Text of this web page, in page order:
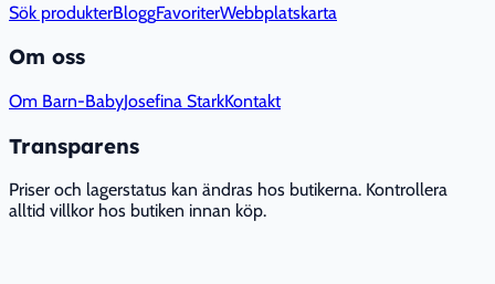
Sök produkterBloggFavoriterWebbplatskarta
Om oss
Om Barn-BabyJosefina StarkKontakt
Transparens
Priser och lagerstatus kan ändras hos butikerna. Kontrollera
alltid villkor hos butiken innan köp.